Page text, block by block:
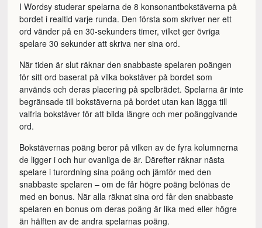
I Wordsy studerar spelarna de 8 konsonantbokstäverna på
bordet i realtid varje runda. Den första som skriver ner ett
ord vänder på en 30-sekunders timer, vilket ger övriga
spelare 30 sekunder att skriva ner sina ord.
När tiden är slut räknar den snabbaste spelaren poängen
för sitt ord baserat på vilka bokstäver på bordet som
används och deras placering på spelbrädet. Spelarna är inte
begränsade till bokstäverna på bordet utan kan lägga till
valfria bokstäver för att bilda längre och mer poänggivande
ord.
Bokstävernas poäng beror på vilken av de fyra kolumnerna
de ligger i och hur ovanliga de är. Därefter räknar nästa
spelare i turordning sina poäng och jämför med den
snabbaste spelaren – om de får högre poäng belönas de
med en bonus. När alla räknat sina ord får den snabbaste
spelaren en bonus om deras poäng är lika med eller högre
än hälften av de andra spelarnas poäng.